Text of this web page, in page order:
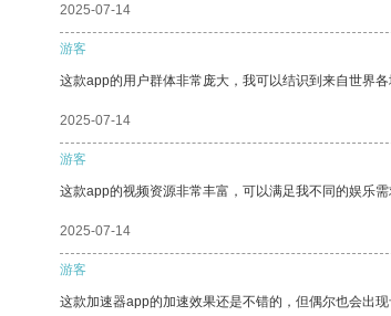
2025-07-14
游客
这款app的用户群体非常庞大，我可以结识到来自世界各
2025-07-14
游客
这款app的视频资源非常丰富，可以满足我不同的娱乐需
2025-07-14
游客
这款加速器app的加速效果还是不错的，但偶尔也会出